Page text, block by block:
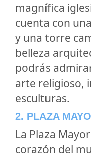
magnífica
cuenta con
y una torre
belleza
podrás
arte religioso,
esculturas.
2. PLAZA
La Plaza
corazón del